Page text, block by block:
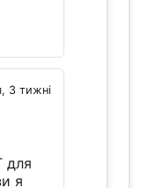
3 тижні
для
я